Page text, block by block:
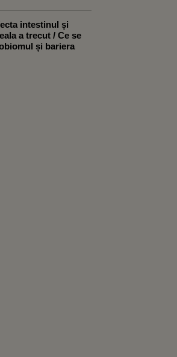
intestinul și
a trecut / Ce se
și bariera